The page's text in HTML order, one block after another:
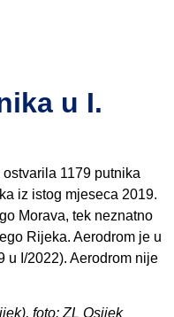
u I.
1179 putnika
iz istog mjeseca 2019.
Morava, tek neznatno
Rijeka. Aerodrom je u
u I/2022). Aerodrom nije
foto: ZL Osijek